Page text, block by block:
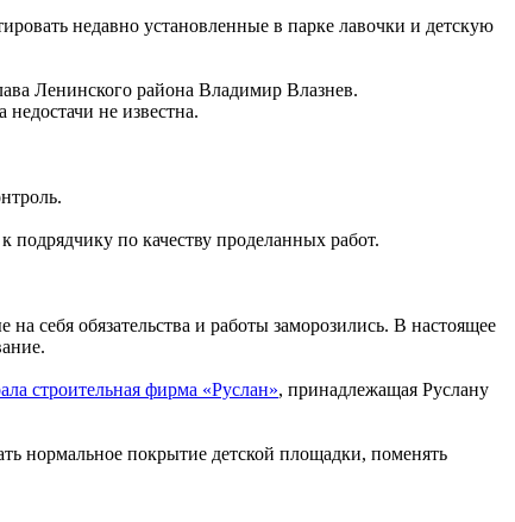
недавно установленные в парке лавочки и детскую
Ленинского района Владимир Влазнев.
не известна.
подрядчику по качеству проделанных работ.
на себя обязательства и работы заморозились. В настоящее
строительная фирма «Руслан», принадлежащая Руслану
нормальное покрытие детской площадки, поменять